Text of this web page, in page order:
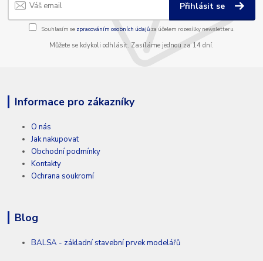
Přihlásit se
Souhlasím se zpracováním osobních údajůza účelem rozesílky newsletteru.
Můžete se kdykoli odhlásit. Zasíláme jednou za 14 dní.
Informace pro zákazníky
O nás
Jak nakupovat
Obchodní podmínky
Kontakty
Ochrana soukromí
Blog
BALSA - základní stavební prvek modelářů